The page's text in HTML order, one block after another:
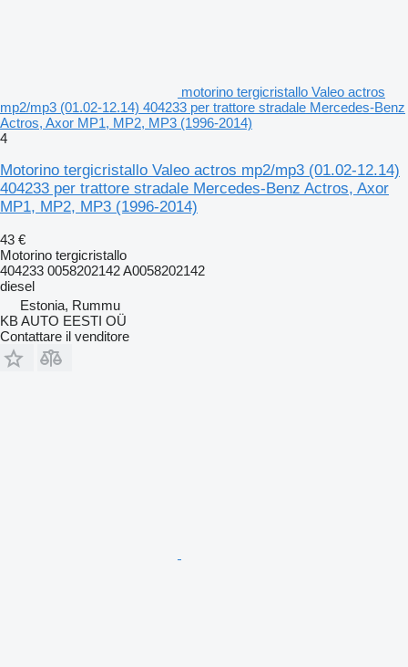
motorino tergicristallo Valeo actros
mp2/mp3 (01.02-12.14) 404233 per trattore stradale Mercedes-Benz
Actros, Axor MP1, MP2, MP3 (1996-2014)
4
Motorino tergicristallo Valeo actros mp2/mp3 (01.02-12.14)
404233 per trattore stradale Mercedes-Benz Actros, Axor
MP1, MP2, MP3 (1996-2014)
43 €
Motorino tergicristallo
404233 0058202142 A0058202142
diesel
Estonia, Rummu
KB AUTO EESTI OÜ
Contattare il venditore